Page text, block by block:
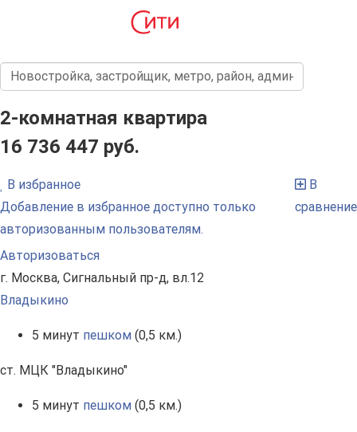
2-комнатная квартира
16 736 447 руб.
В избранное
Добавление в избранное доступно только
авторизованным пользователям.
Авторизоваться
В
сравнение
г. Москва, Сигнальный пр-д, вл.12
Владыкино
5 минут пешком (0,5 км.)
ст. МЦК "Владыкино"
5 минут пешком (0,5 км.)